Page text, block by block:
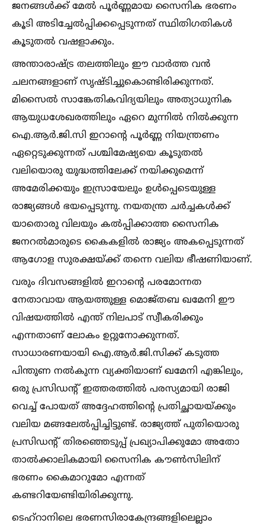
ജനങ്ങള്‍ക്ക് മേല്‍ പൂര്‍ണ്ണമായ സൈനിക ഭരണം
കൂടി അടിച്ചേല്‍പ്പിക്കപ്പെടുന്നത് സ്ഥിതിഗതികള്‍
കൂടുതല്‍ വഷളാക്കും.
അന്താരാഷ്ട്ര തലത്തിലും ഈ വാര്‍ത്ത വന്‍
ചലനങ്ങളാണ് സൃഷ്ടിച്ചുകൊണ്ടിരിക്കുന്നത്.
മിസൈല്‍ സാങ്കേതികവിദ്യയിലും അത്യാധുനിക
ആയുധശേഖരത്തിലും ഏറെ മുന്നില്‍ നില്‍ക്കുന്ന
ഐ.ആര്‍.ജി.സി ഇറാന്റെ പൂര്‍ണ്ണ നിയന്ത്രണം
ഏറ്റെടുക്കുന്നത് പശ്ചിമേഷ്യയെ കൂടുതല്‍
വലിയൊരു യുദ്ധത്തിലേക്ക് നയിക്കുമെന്ന്
അമേരിക്കയും ഇസ്രായേലും ഉള്‍പ്പെടെയുള്ള
രാജ്യങ്ങള്‍ ഭയപ്പെടുന്നു. നയതന്ത്ര ചര്‍ച്ചകള്‍ക്ക്
യാതൊരു വിലയും കല്‍പ്പിക്കാത്ത സൈനിക
ജനറല്‍മാരുടെ കൈകളില്‍ രാജ്യം അകപ്പെടുന്നത്
ആഗോള സുരക്ഷയ്ക്ക് തന്നെ വലിയ ഭീഷണിയാണ്.
വരും ദിവസങ്ങളില്‍ ഇറാന്റെ പരമോന്നത
നേതാവായ ആയത്തുള്ള മൊജ്തബ ഖമേനി ഈ
വിഷയത്തില്‍ എന്ത് നിലപാട് സ്വീകരിക്കും
എന്നതാണ് ലോകം ഉറ്റുനോക്കുന്നത്.
സാധാരണയായി ഐ.ആര്‍.ജി.സിക്ക് കടുത്ത
പിന്തുണ നല്‍കുന്ന വ്യക്തിയാണ് ഖമേനി എങ്കിലും,
ഒരു പ്രസിഡന്റ് ഇത്തരത്തില്‍ പരസ്യമായി രാജി
വെച്ച്‌ പോയത് അദ്ദേഹത്തിന്റെ പ്രതിച്ഛായയ്ക്കും
വലിയ മങ്ങലേല്‍പ്പിച്ചിട്ടുണ്ട്. രാജ്യത്ത് പുതിയൊരു
പ്രസിഡന്റ് തിരഞ്ഞെടുപ്പ് പ്രഖ്യാപിക്കുമോ അതോ
താല്‍ക്കാലികമായി സൈനിക കൗണ്‍സിലിന്
ഭരണം കൈമാറുമോ എന്നത്
കണ്ടറിയേണ്ടിയിരിക്കുന്നു.
ടെഹ്‌റാനിലെ ഭരണസിരാകേന്ദ്രങ്ങളിലെല്ലാം